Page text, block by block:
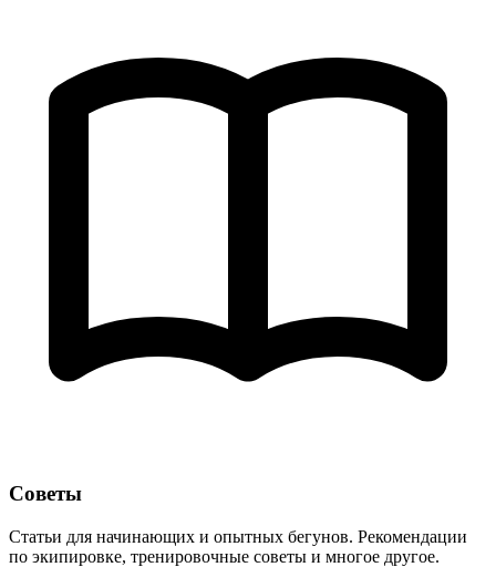
Советы
Статьи для начинающих и опытных бегунов. Рекомендации
по экипировке, тренировочные советы и многое другое.